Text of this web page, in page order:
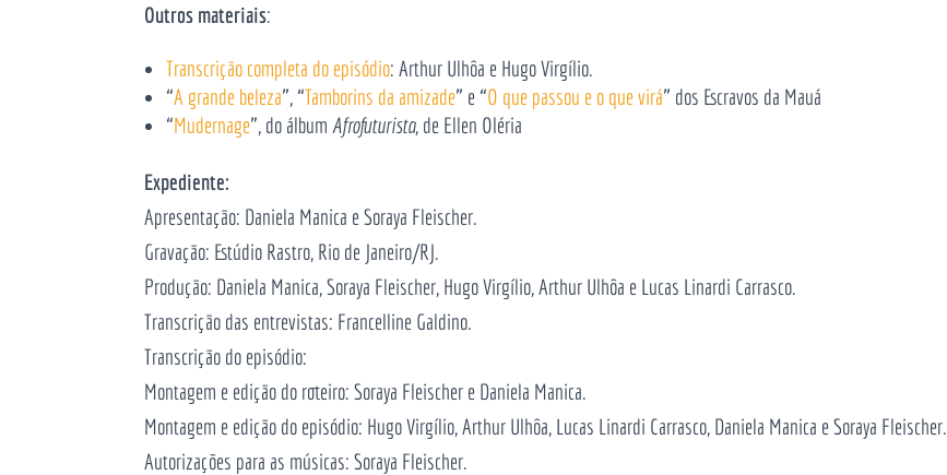
Outros materiais:
Transcrição completa do episódio: Arthur Ulhôa e Hugo Virgílio.
“A grande beleza”, “Tamborins da amizade” e “O que passou e o que virá” dos Escravos da Mauá
“Mudernage”, do álbum Afrofuturista, de Ellen Oléria
Expediente:
Apresentação: Daniela Manica e Soraya Fleischer.
Gravação: Estúdio Rastro, Rio de Janeiro/RJ.
Produção: Daniela Manica, Soraya Fleischer, Hugo Virgílio, Arthur Ulhôa e Lucas Linardi Carrasco.
Transcrição das entrevistas: Francelline Galdino.
Transcrição do episódio:
Montagem e edição do roteiro: Soraya Fleischer e Daniela Manica.
Montagem e edição do episódio: Hugo Virgílio, Arthur Ulhôa, Lucas Linardi Carrasco, Daniela Manica e Soraya Fleischer.
Autorizações para as músicas: Soraya Fleischer.